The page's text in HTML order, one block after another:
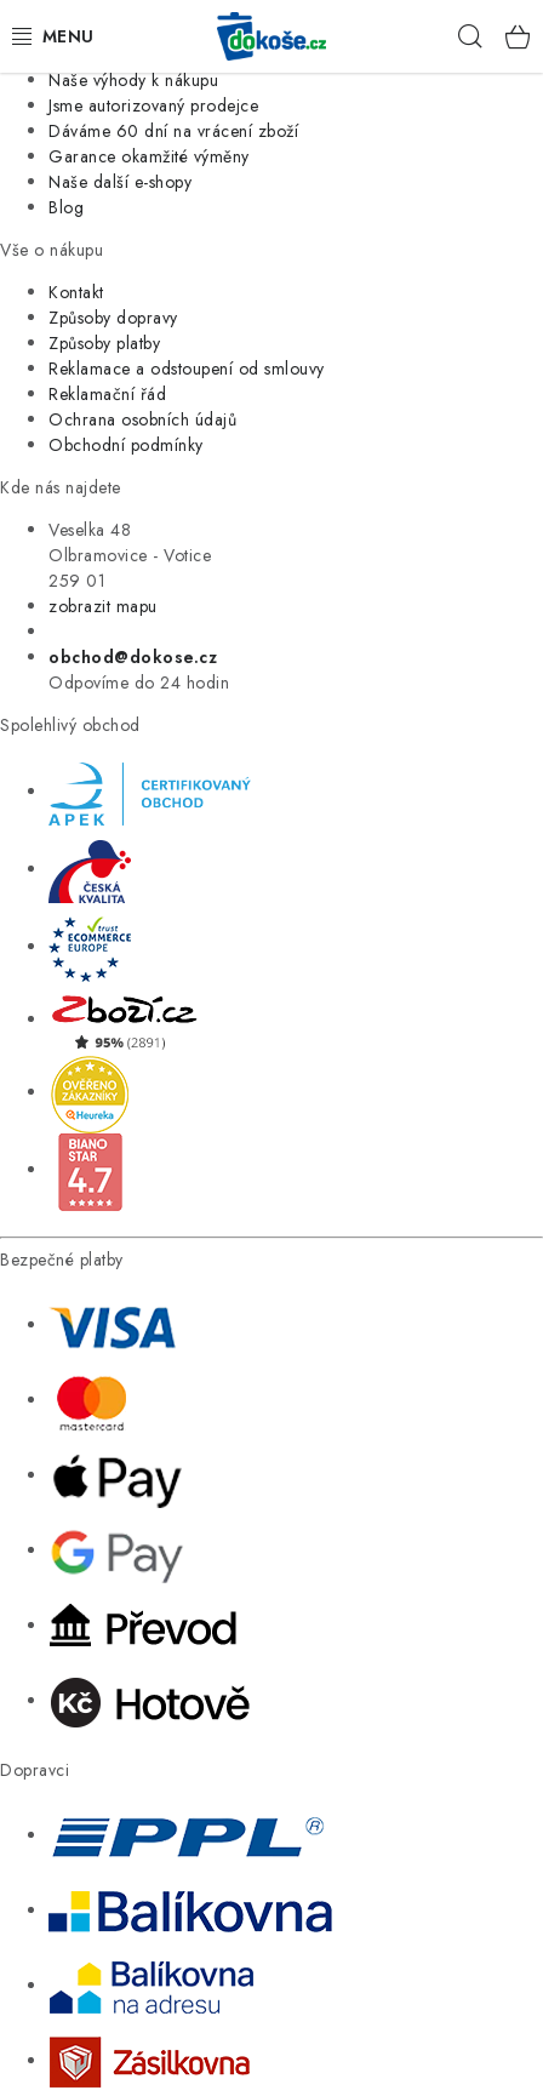
Jsme tradiční česká firma
Naše výhody k nákupu
Jsme autorizovaný prodejce
Dáváme 60 dní na vrácení zboží
Garance okamžité výměny
Naše další e-shopy
Blog
Vše o nákupu
Kontakt
Způsoby dopravy
Způsoby platby
Reklamace a odstoupení od smlouvy
Reklamační řád
Ochrana osobních údajů
Obchodní podmínky
Kde nás najdete
Veselka 48
Olbramovice - Votice
259 01
zobrazit mapu
obchod@dokose.cz
Odpovíme do 24 hodin
Spolehlivý obchod
Bezpečné platby
Dopravci
KOŠE
SÁČKY
KUCHYNĚ
ORGANIZACE
DOMÁCNOST
ÚKLID
VÝPRODEJ
ZNAČKY
Úvod Kontakt Blog
Moje objednávka